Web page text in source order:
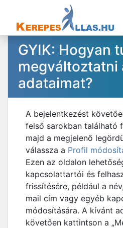
GYIK: Hogyan
megváltoztatni
adataimat?
A bejelentkezést
felső sarokban található
majd a megjelenő
válassza a Profil
Ezen az oldalon
kapcsolattartói és
frissítésére, például a
mail cím vagy egyéb
módosítására. A kívánt
követően kattintson a